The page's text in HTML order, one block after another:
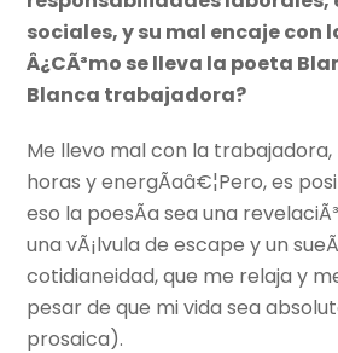
sociales, y su mal encaje con
Â¿CÃ³mo se lleva la poeta
Blanca trabajadora?
Me llevo mal con la
horas y energÃ­aâ€¦Pero, es
eso la poesÃ­a sea una
una vÃ¡lvula de escape y un
cotidianeidad, que me relaja y
pesar de que mi vida sea
prosaica).